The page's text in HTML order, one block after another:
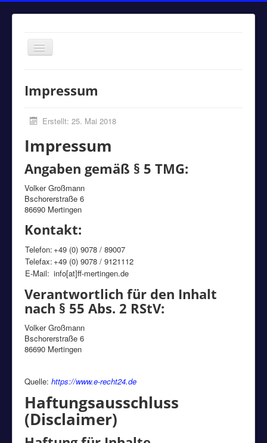
Navigation
an/aus
Einsätze
Aktuelles
Fuhrpark
Bürgerinformationen
Kontakt
Impressum
Erstellt: 25. Mai 2018
Impressum
Angaben gemäß § 5 TMG:
Volker Großmann
Bschorerstraße 6
86690 Mertingen
Kontakt:
Telefon: +49 (0) 9078 / 89007
Telefax: +49 (0) 9078 / 9121112
E-Mail: info[at]ff-mertingen.de
Verantwortlich für den Inhalt
nach § 55 Abs. 2 RStV:
Volker Großmann
Bschorerstraße 6
86690 Mertingen
Quelle: https://www.e-recht24.de
Haftungsausschluss
(Disclaimer)